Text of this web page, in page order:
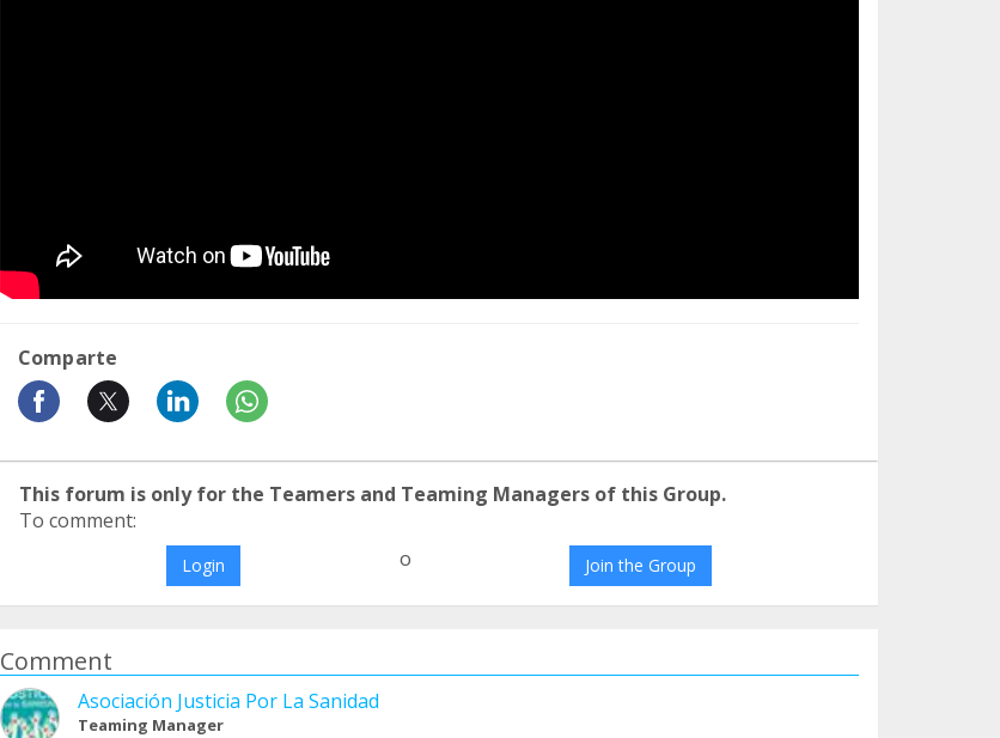
Comparte
This forum is only for the Teamers and Teaming Managers of this Group.
To comment:
Login o Join the Group
Comment
Asociación Justicia Por La Sanidad
Teaming Manager